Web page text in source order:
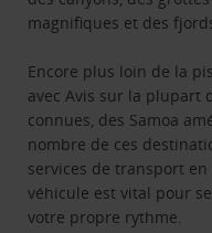
magnifiques et des
Encore plus loin de la
avec Avis sur la plupart
connues, des Samoa
nombre de ces
services de transport
véhicule est vital pour
votre propre rythme.